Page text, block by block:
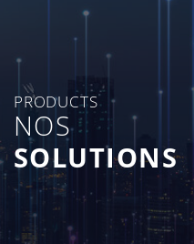
PRODUCTS
NOS
SOLUTIONS